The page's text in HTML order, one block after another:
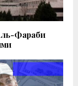
Фараби